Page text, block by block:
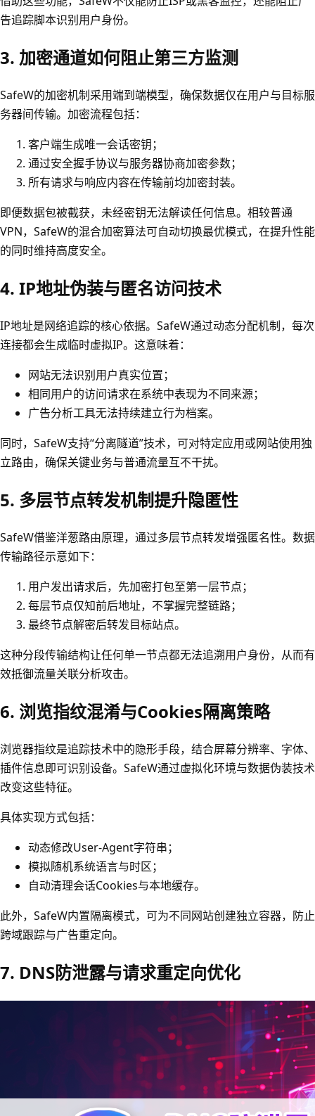
告追踪脚本识别用户身份。
3. 加密通道如何阻止第三方监测
SafeW的加密机制采用端到端模型，确保数据仅在用户与目标服
务器间传输。加密流程包括：
客户端生成唯一会话密钥；
通过安全握手协议与服务器协商加密参数；
所有请求与响应内容在传输前均加密封装。
即便数据包被截获，未经密钥无法解读任何信息。相较普通
VPN，SafeW的混合加密算法可自动切换最优模式，在提升性能
的同时维持高度安全。
4. IP地址伪装与匿名访问技术
IP地址是网络追踪的核心依据。SafeW通过动态分配机制，每次
连接都会生成临时虚拟IP。这意味着：
网站无法识别用户真实位置；
相同用户的访问请求在系统中表现为不同来源；
广告分析工具无法持续建立行为档案。
同时，SafeW支持“分离隧道”技术，可对特定应用或网站使用独
立路由，确保关键业务与普通流量互不干扰。
5. 多层节点转发机制提升隐匿性
SafeW借鉴洋葱路由原理，通过多层节点转发增强匿名性。数据
传输路径示意如下：
用户发出请求后，先加密打包至第一层节点；
每层节点仅知前后地址，不掌握完整链路；
最终节点解密后转发目标站点。
这种分段传输结构让任何单一节点都无法追溯用户身份，从而有
效抵御流量关联分析攻击。
6. 浏览指纹混淆与Cookies隔离策略
浏览器指纹是追踪技术中的隐形手段，结合屏幕分辨率、字体、
插件信息即可识别设备。SafeW通过虚拟化环境与数据伪装技术
改变这些特征。
具体实现方式包括：
动态修改User-Agent字符串；
模拟随机系统语言与时区；
自动清理会话Cookies与本地缓存。
此外，SafeW内置隔离模式，可为不同网站创建独立容器，防止
跨域跟踪与广告重定向。
7. DNS防泄露与请求重定向优化